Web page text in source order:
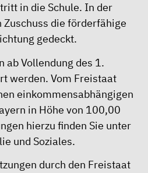
in die Schule. In der
Zuschuss die förderfähige
gedeckt.
ab Vollendung des 1.
werden. Vom Freistaat
einkommensabhängigen
in Höhe von 100,00
hierzu finden Sie unter
und Soziales.
durch den Freistaat